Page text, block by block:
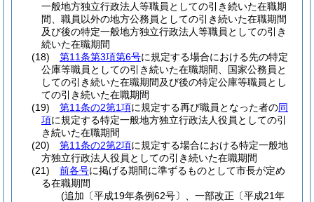
一般地方独立行政法人等職員としての引き続いた在職期
間、職員以外の地方公務員としての引き続いた在職期間
及び後の特定一般地方独立行政法人等職員としての引き
続いた在職期間
(18)
第11条第3項第6号に規定する場合における先の特定
公庫等職員としての引き続いた在職期間、国家公務員と
しての引き続いた在職期間及び後の特定公庫等職員とし
ての引き続いた在職期間
(19)
第11条の2第1項に規定する再び職員となった者の同
項に規定する特定一般地方独立行政法人役員としての引
き続いた在職期間
(20)
第11条の2第2項に規定する場合における特定一般地
方独立行政法人役員としての引き続いた在職期間
(21)
前各号に掲げる期間に準ずるものとして市長が定め
る在職期間
(追加〔平成19年条例62号〕、一部改正〔平成21年